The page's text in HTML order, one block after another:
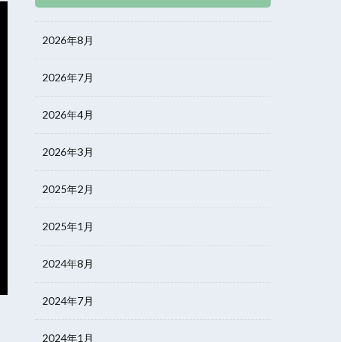
2026年8月
2026年7月
2026年4月
2026年3月
2025年2月
2025年1月
2024年8月
2024年7月
2024年1月